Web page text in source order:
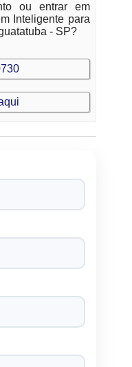
ou entrar em
Inteligente para
- SP?